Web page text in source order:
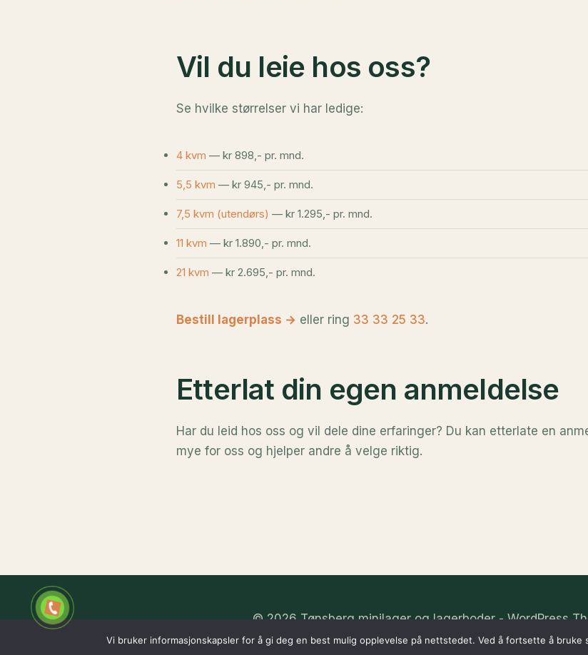
Vil du leie hos oss?
Se hvilke størrelser vi har ledige:
4 kvm — kr 898,- pr. mnd.
5,5 kvm — kr 945,- pr. mnd.
7,5 kvm (utendørs) — kr 1.295,- pr. mnd.
11 kvm — kr 1.890,- pr. mnd.
21 kvm — kr 2.695,- pr. mnd.
Bestill lagerplass → eller ring 33 33 25 33.
Etterlat din egen anmeldelse
Har du leid hos oss og vil dele dine erfaringer? Du kan etterlate en
mye for oss og hjelper andre å velge riktig.
© 2026 Tønsberg minilager og lagerboder - WordPress
Vi bruker informasjonskapsler for å gi deg en best mulig opplevelse på nettstedet. Ved å fortsette å bruke